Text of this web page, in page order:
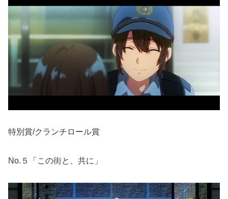
特別賞/クランチロール賞
No.５「この街と、共に」